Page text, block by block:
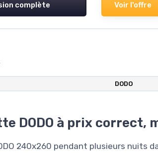
complète Voir l'offre
DODO
DODO à prix correct,
240x260 pendant plusieurs nuits